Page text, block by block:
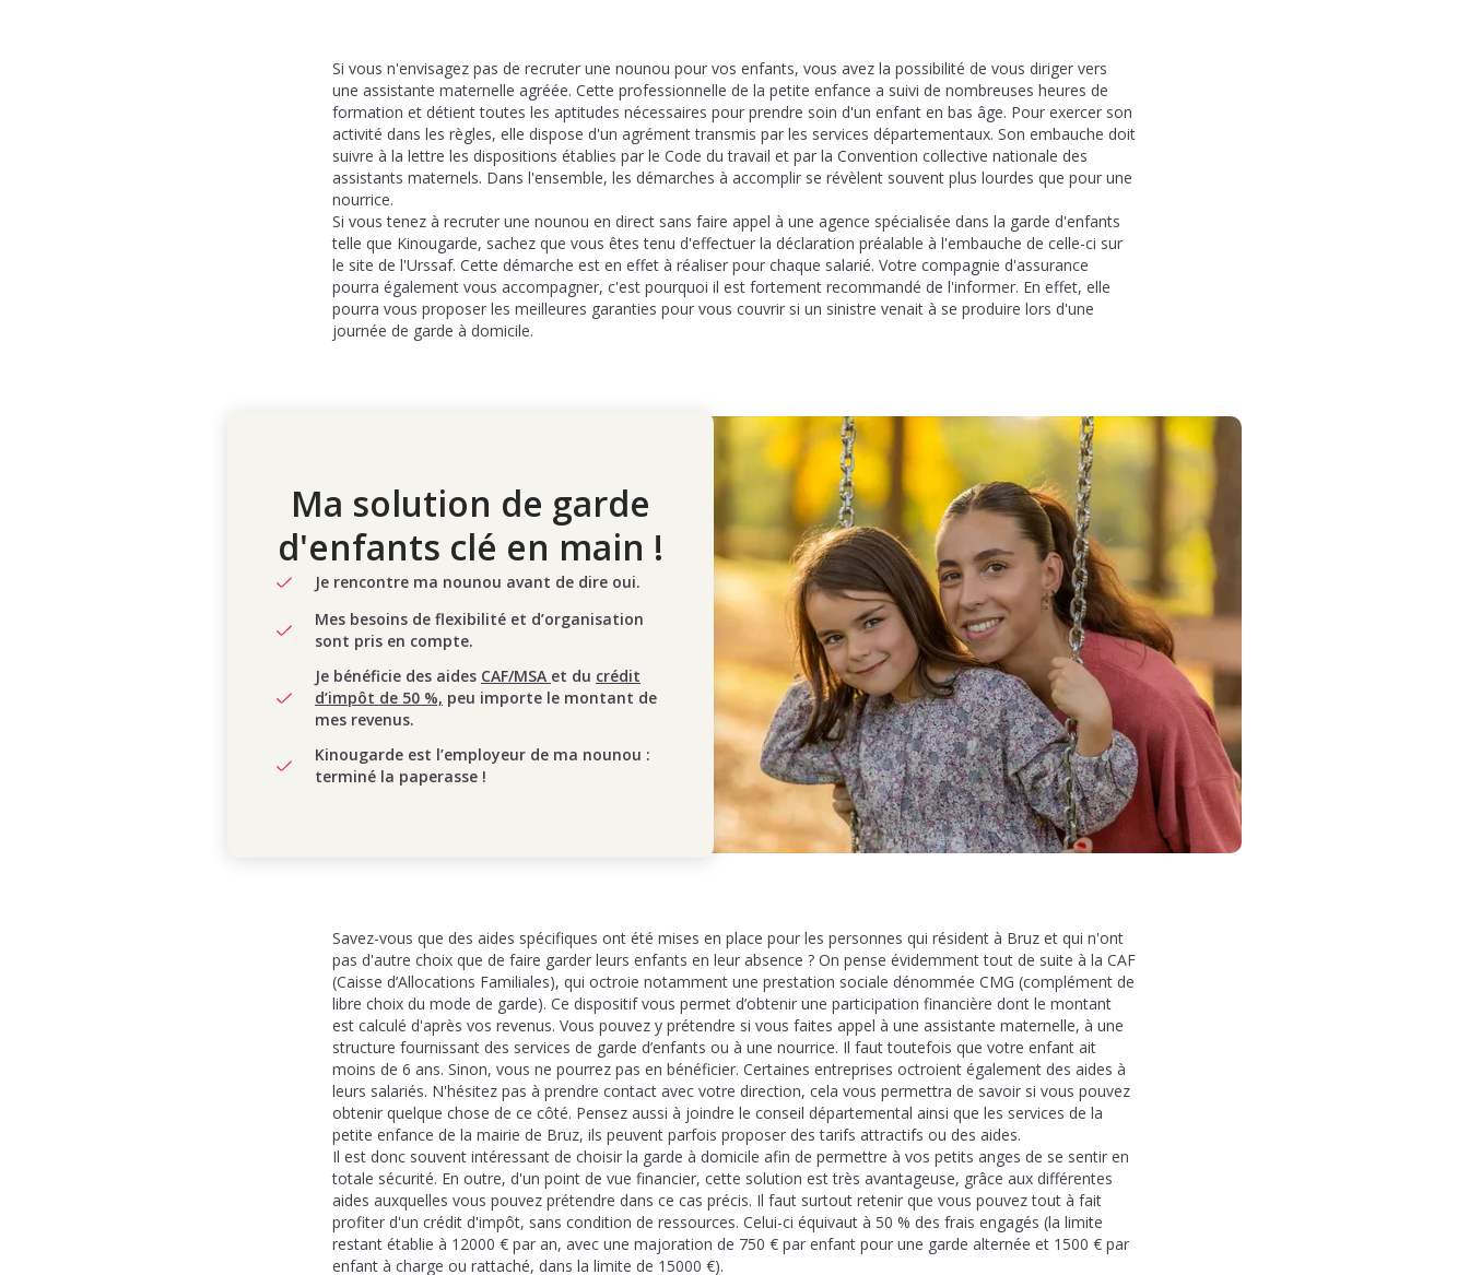
Si vous n'envisagez pas de recruter une nounou pour vos enfants, vous avez la possibilité de vous diriger vers
une assistante maternelle agréée. Cette professionnelle de la petite enfance a suivi de nombreuses heures de
formation et détient toutes les aptitudes nécessaires pour prendre soin d'un enfant en bas âge. Pour exercer son
activité dans les règles, elle dispose d'un agrément transmis par les services départementaux. Son embauche doit
suivre à la lettre les dispositions établies par le Code du travail et par la Convention collective nationale des
assistants maternels. Dans l'ensemble, les démarches à accomplir se révèlent souvent plus lourdes que pour une
nourrice.
Si vous tenez à recruter une nounou en direct sans faire appel à une agence spécialisée dans la garde d'enfants
telle que Kinougarde, sachez que vous êtes tenu d'effectuer la déclaration préalable à l'embauche de celle-ci sur
le site de l'Urssaf. Cette démarche est en effet à réaliser pour chaque salarié. Votre compagnie d'assurance
pourra également vous accompagner, c'est pourquoi il est fortement recommandé de l'informer. En effet, elle
pourra vous proposer les meilleures garanties pour vous couvrir si un sinistre venait à se produire lors d'une
journée de garde à domicile.
Ma solution de garde
d'enfants clé en main !
Je rencontre ma nounou avant de dire oui.
Mes besoins de flexibilité et d’organisation
sont pris en compte.
Je bénéficie des aides CAF/MSA et du crédit
d’impôt de 50 %, peu importe le montant de
mes revenus.
Kinougarde est l’employeur de ma nounou :
terminé la paperasse !
Savez-vous que des aides spécifiques ont été mises en place pour les personnes qui résident à Bruz et qui n'ont
pas d'autre choix que de faire garder leurs enfants en leur absence ? On pense évidemment tout de suite à la CAF
(Caisse d’Allocations Familiales), qui octroie notamment une prestation sociale dénommée CMG (complément de
libre choix du mode de garde). Ce dispositif vous permet d’obtenir une participation financière dont le montant
est calculé d'après vos revenus. Vous pouvez y prétendre si vous faites appel à une assistante maternelle, à une
structure fournissant des services de garde d’enfants ou à une nourrice. Il faut toutefois que votre enfant ait
moins de 6 ans. Sinon, vous ne pourrez pas en bénéficier. Certaines entreprises octroient également des aides à
leurs salariés. N'hésitez pas à prendre contact avec votre direction, cela vous permettra de savoir si vous pouvez
obtenir quelque chose de ce côté. Pensez aussi à joindre le conseil départemental ainsi que les services de la
petite enfance de la mairie de Bruz, ils peuvent parfois proposer des tarifs attractifs ou des aides.
Il est donc souvent intéressant de choisir la garde à domicile afin de permettre à vos petits anges de se sentir en
totale sécurité. En outre, d'un point de vue financier, cette solution est très avantageuse, grâce aux différentes
aides auxquelles vous pouvez prétendre dans ce cas précis. Il faut surtout retenir que vous pouvez tout à fait
profiter d'un crédit d'impôt, sans condition de ressources. Celui-ci équivaut à 50 % des frais engagés (la limite
restant établie à 12000 € par an, avec une majoration de 750 € par enfant pour une garde alternée et 1500 € par
enfant à charge ou rattaché, dans la limite de 15000 €).